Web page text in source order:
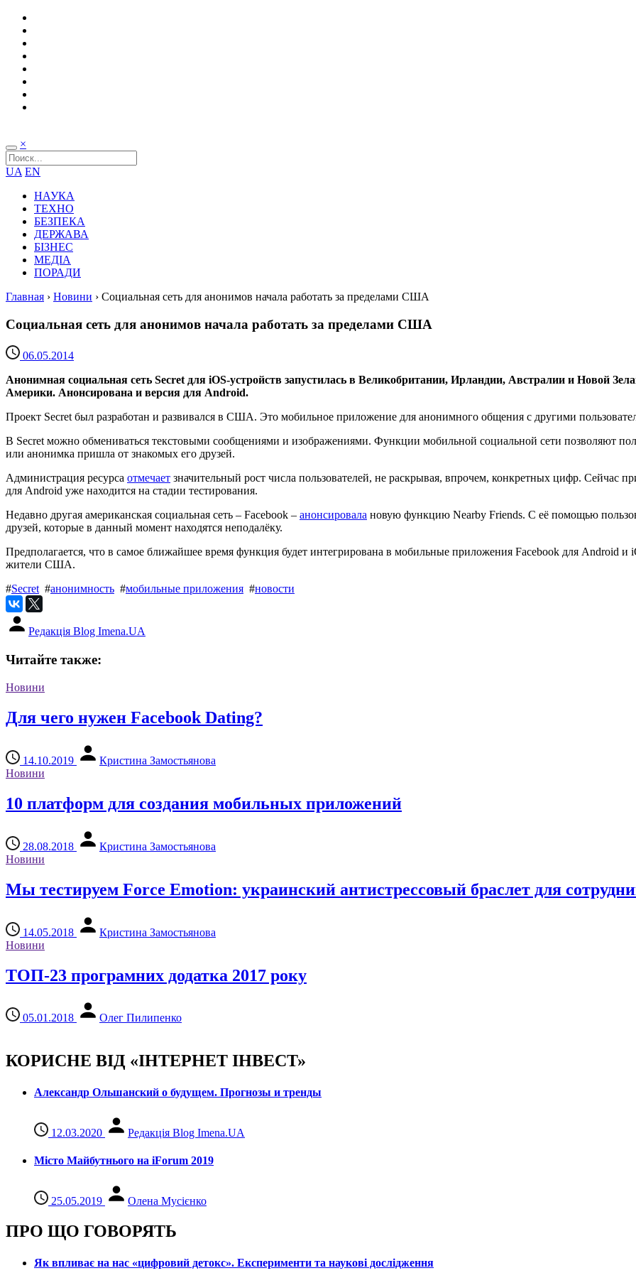
×
UA EN
НАУКА
ТЕХНО
БЕЗПЕКА
ДЕРЖАВА
БІЗНЕС
МЕДІА
ПОРАДИ
Главная › Новини › Социальная сеть для анонимов начала работать за пределами США
Социальная сеть для анонимов начала работать за пределами США
06.05.2014
Анонимная социальная сеть Secret для iOS-устройств запустилась в Великобритании, Ирландии, Австралии и Новой
Америки. Анонсирована и версия для Android.
Проект Secret был разработан и развивался в США. Это мобильное приложение для анонимного общения с другими
В Secret можно обмениваться текстовыми сообщениями и изображениями. Функции мобильной социальной сети позволяют
или анонимка пришла от знакомых его друзей.
Администрация ресурса отмечает значительный рост числа пользователей, не раскрывая, впрочем, конкретных цифр. Сейчас
для Android уже находится на стадии тестирования.
Недавно другая американская социальная сеть – Facebook – анонсировала новую функцию Nearby Friends. С её помощью
друзей, которые в данный момент находятся неподалёку.
Предполагается, что в самое ближайшее время функция будет интегрирована в мобильные приложения Facebook для Android и
жители США.
#Secret#анонимность #мобильные приложения #новости
Редакція Blog Imena.UA
Читайте также:
Новини
Для чего нужен Facebook Dating?
14.10.2019
Кристина Замостьянова
Новини
10 платформ для создания мобильных приложений
28.08.2018
Кристина Замостьянова
Новини
Мы тестируем Force Emotion: украинский антистрессовый браслет для
14.05.2018
Кристина Замостьянова
Новини
ТОП-23 програмних додатка 2017 року
05.01.2018 Олег Пилипенко
КОРИСНЕ ВІД «ІНТЕРНЕТ ІНВЕСТ»
Александр Ольшанский о будущем. Прогнозы и тренды
12.03.2020 Редакція Blog Imena.UA
Місто Майбутнього на iForum 2019
25.05.2019 Олена Мусієнко
ПРО ЩО ГОВОРЯТЬ
Як впливає на нас «цифровий детокс». Експерименти та наукові дослідження